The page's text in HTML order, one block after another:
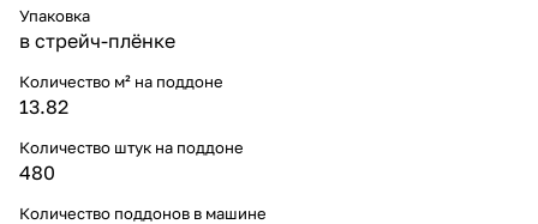
Упаковка
в стрейч-плёнке
Количество м² на поддоне
13.82
Количество штук на поддоне
480
Количество поддонов в машине